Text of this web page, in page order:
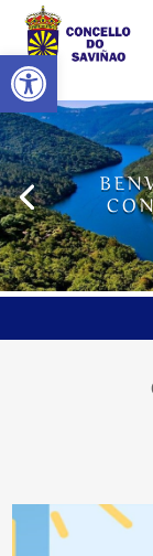
Abrir barra de